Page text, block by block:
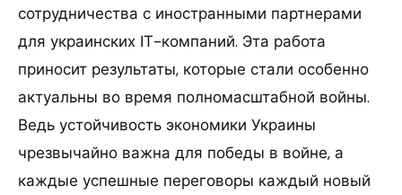
сотрудничества с иностранными партнерами
для украинских ІТ-компаний. Эта работа
приносит результаты, которые стали особенно
актуальны во время полномасштабной войны.
Ведь устойчивость экономики Украины
чрезвычайно важна для победы в войне, а
каждые успешные переговоры каждый новый